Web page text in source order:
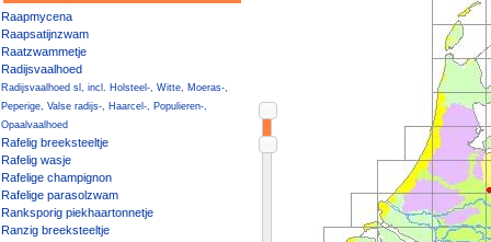
Raapmycena
Raapsatijnzwam
Raatzwammetje
Radijsvaalhoed
Radijsvaalhoed sl, incl. Holsteel-, Witte, Moeras-,
Peperige, Valse radijs-, Haarcel-, Populieren-,
Opaalvaalhoed
Rafelig breeksteeltje
Rafelig wasje
Rafelige champignon
Rafelige parasolzwam
Ranksporig piekhaartonnetje
Ranzig breeksteeltje